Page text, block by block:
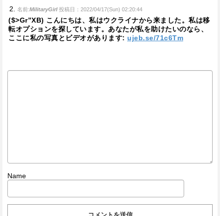
名前:MilitaryGirl 投稿日：2022/04/17(Sun) 02:20:44
($>Gr”XB) こんにちは、私はウクライナから来ました。私は移
転オプションを探しています。あなたが私を助けたいのなら、
ここに私の写真とビデオがあります: ujeb.se/71c6Tm
Name